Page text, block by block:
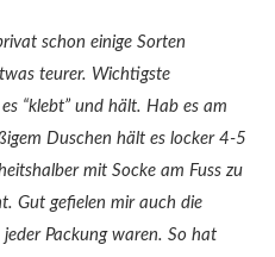
schon einige Sorten
teurer. Wichtigste
“klebt” und hält. Hab es am
Duschen hält es locker 4-5
mit Socke am Fuss zu
Gut gefielen mir auch die
jeder Packung waren. So hat